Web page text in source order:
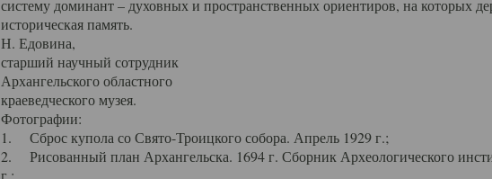
систему доминант – духовных и пространственных ориентиров, на которых
историческая память.
Н. Едовина,
старший научный сотрудник
Архангельского областного
краеведческого музея.
Фотографии:
1. Сброс купола со Свято-Троицкого собора. Апрель 1929 г.;
2. Рисованный план Архангельска. 1694 г. Сборник Археологического
г.;